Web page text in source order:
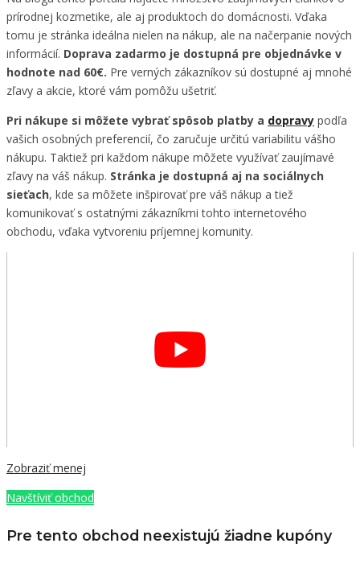
prírodnej kozmetike, ale aj produktoch do domácnosti. Vďaka
tomu je stránka ideálna nielen na nákup, ale na načerpanie nových
informácií. Doprava zadarmo je dostupná pre objednávke v
hodnote nad 60€. Pre verných zákazníkov sú dostupné aj mnohé
zľavy a akcie, ktoré vám pomôžu ušetriť.
Pri nákupe si môžete vybrať spôsob platby a dopravy podľa
vašich osobných preferencií, čo zaručuje určitú variabilitu vášho
nákupu. Taktiež pri každom nákupe môžete využívať zaujímavé
zľavy na váš nákup. Stránka je dostupná aj na sociálnych
sieťach, kde sa môžete inšpirovať pre váš nákup a tiež
komunikovať s ostatnými zákazníkmi tohto internetového
obchodu, vďaka vytvoreniu príjemnej komunity.
Zobraziť menej
Navštíviť obchod
Pre tento obchod neexistujú žiadne kupóny